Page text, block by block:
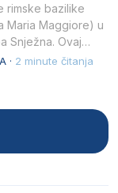
rimske bazilike
Maria Maggiore) u
Snježna. Ovaj
· 2 minute čitanja